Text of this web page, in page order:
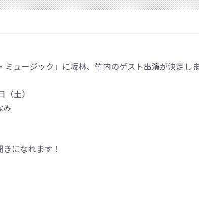
ミュージック」に坂林、竹内のゲスト出演が決定し
土）
み
になれます！